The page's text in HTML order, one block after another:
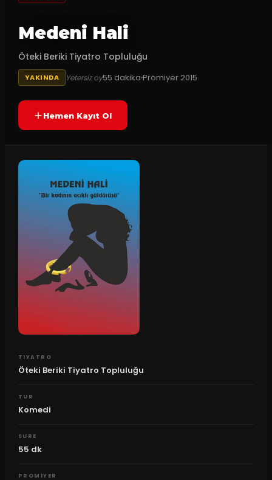
Medeni Hali
Öteki Beriki Tiyatro Topluluğu
YAKINDA Yetersiz oy55 dakikaPrömiyer 2015
Hemen Kayıt Ol
TIYATRO
Öteki Beriki Tiyatro Topluluğu
TUR
Komedi
SURE
55 dk
PROMIYER